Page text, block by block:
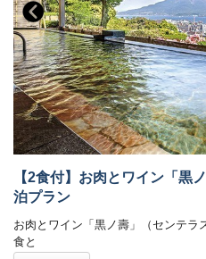
※お料理のお写真はイメージとなり
す。
※夕食会場が貸切営業の場合には「
のご案内となります。
※連泊でご予約いただいた場合、2
けます。
ご希望いただいたメニューにより
す。
ご希望の際はお知らせくださいま
■朝食
朝食会場「レインボー」他 営業
※状況により会場や提供方法の変更
【2食付】お肉とワイン「
泊プラン
お肉とワイン「黒ノ壽」（センテラ
食と